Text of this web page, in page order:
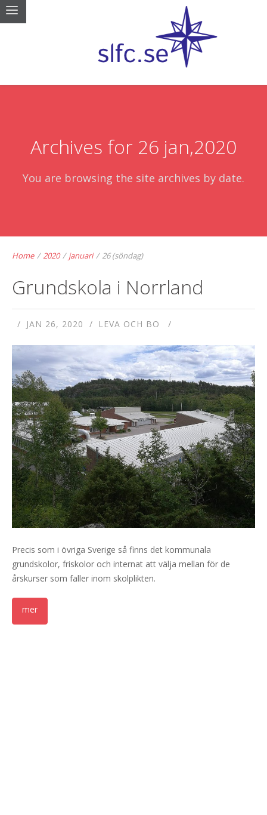
Archives for 26 jan,2020
You are browsing the site archives by date.
Home /2020 / januari / 26 (söndag)
Grundskola i Norrland
JAN 26, 2020 LEVA OCH BO
Precis som i övriga Sverige så finns det kommunala
grundskolor, friskolor och internat att välja mellan för de
årskurser som faller inom skolplikten.